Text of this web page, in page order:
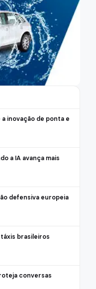
inovação de ponta e
a IA avança mais
defensiva europeia
brasileiros
conversas